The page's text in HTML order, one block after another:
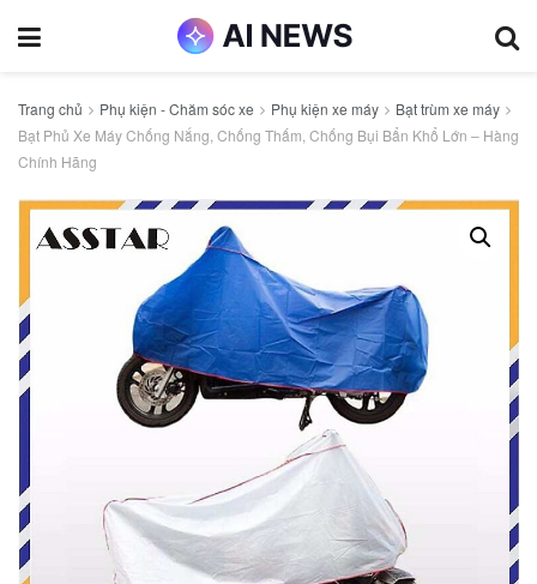
Trang chủ Phụ kiện - Chăm sóc xe Phụ kiện xe máy
Bạt trùm xe máy
Bạt Phủ Xe Máy Chống Nắng, Chống Thấm, Chống Bụi Bẩn Khổ Lớn – Hàng
Chính Hãng